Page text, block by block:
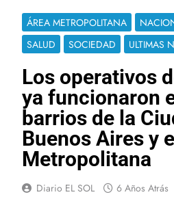
ÁREA METROPOLITANA
SALUD
SOCIEDAD ULTIMAS
Los operativos
ya funcionaron
barrios de la
Buenos Aires y
Metropolitana
Diario EL SOL 6 Años Atrás